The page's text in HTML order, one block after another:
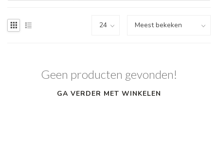
Geen producten gevonden!
GA VERDER MET WINKELEN